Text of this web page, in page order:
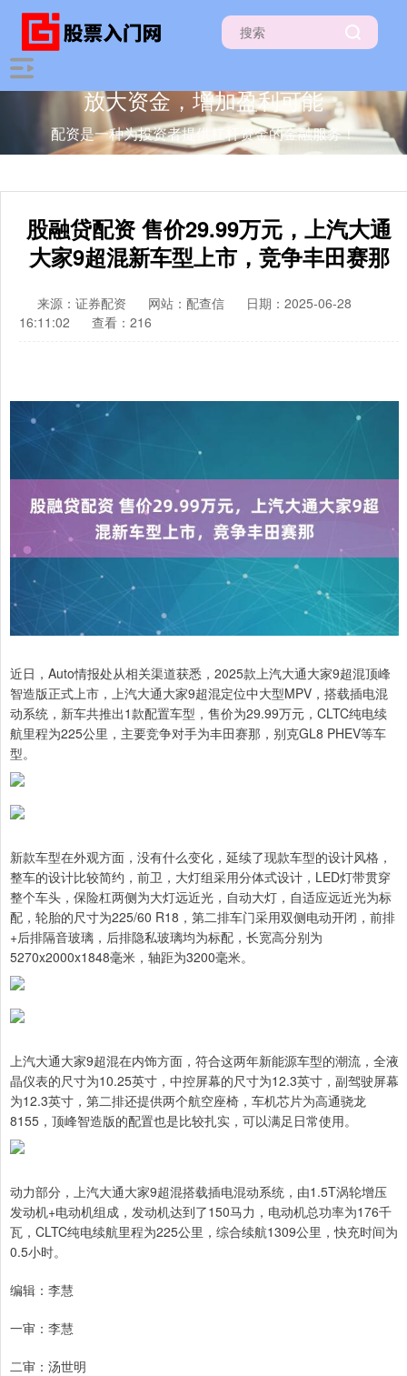
放大资金，增加盈利可能
配资是一种为投资者提供杠杆资金的金融服务！
股融贷配资 售价29.99万元，上汽大通
大家9超混新车型上市，竞争丰田赛那
来源：证券配资 网站：配查信
日期：2025-06-28
16:11:02
查看：216
近日，Auto情报处从相关渠道获悉，2025款上汽大通大家9超混顶峰
智造版正式上市，上汽大通大家9超混定位中大型MPV，搭载插电混
动系统，新车共推出1款配置车型，售价为29.99万元，CLTC纯电续
航里程为225公里，主要竞争对手为丰田赛那，别克GL8 PHEV等车
型。
新款车型在外观方面，没有什么变化，延续了现款车型的设计风格，
整车的设计比较简约，前卫，大灯组采用分体式设计，LED灯带贯穿
整个车头，保险杠两侧为大灯远近光，自动大灯，自适应远近光为标
配，轮胎的尺寸为225/60 R18，第二排车门采用双侧电动开闭，前排
+后排隔音玻璃，后排隐私玻璃均为标配，长宽高分别为
5270x2000x1848毫米，轴距为3200毫米。
上汽大通大家9超混在内饰方面，符合这两年新能源车型的潮流，全液
晶仪表的尺寸为10.25英寸，中控屏幕的尺寸为12.3英寸，副驾驶屏幕
为12.3英寸，第二排还提供两个航空座椅，车机芯片为高通骁龙
8155，顶峰智造版的配置也是比较扎实，可以满足日常使用。
动力部分，上汽大通大家9超混搭载插电混动系统，由1.5T涡轮增压
发动机+电动机组成，发动机达到了150马力，电动机总功率为176千
瓦，CLTC纯电续航里程为225公里，综合续航1309公里，快充时间为
0.5小时。
编辑：李慧
一审：李慧
二审：汤世明